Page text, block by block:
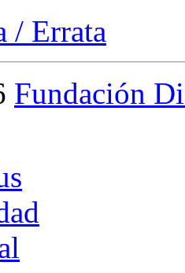
/ Errata
Fundación